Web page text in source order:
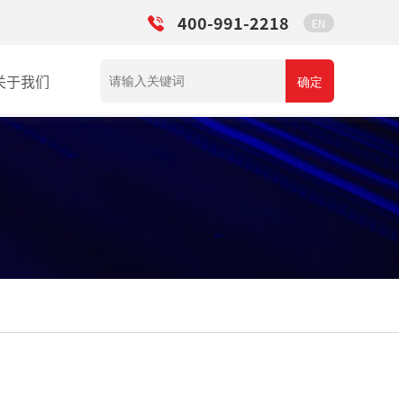
400-991-2218 EN
于我们 确定